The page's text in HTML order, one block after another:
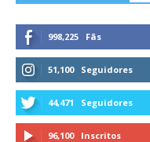
998,225 Fãs
51,100 Seguidores
44,471 Seguidores
96,100 Inscritos